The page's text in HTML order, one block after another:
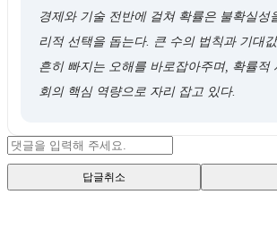
경제와 기술 전반에 걸쳐 확률은 불확실성
리적 선택을 돕는다. 큰 수의 법칙과 기대
흔히 빠지는 오해를 바로잡아주며, 확률적
회의 핵심 역량으로 자리 잡고 있다.
답글취소